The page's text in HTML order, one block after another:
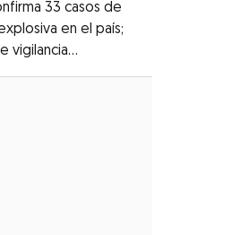
33 casos de
en el país;
vigilancia